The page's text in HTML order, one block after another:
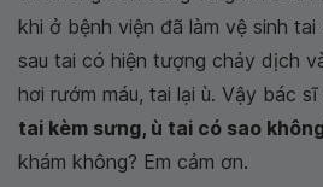
khi ở bệnh viện đã làm vệ sinh
sau tai có hiện tượng chảy dịch
hơi rướm máu, tai lại ù. Vậy bác
tai kèm sưng, ù tai có sao
khám không? Em cảm ơn.